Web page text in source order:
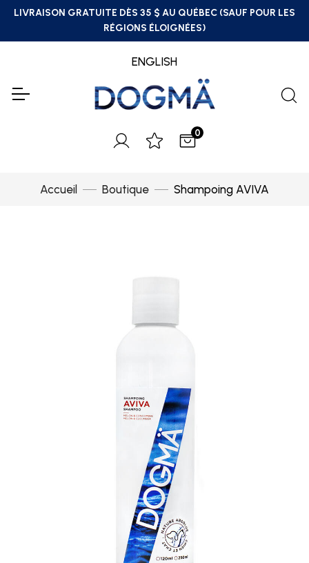
LIVRAISON GRATUITE DÈS 35 $ AU QUÉBEC (SAUF POUR LES
RÉGIONS ÉLOIGNÉES)
ENGLISH
0
Accueil Boutique Shampoing AVIVA